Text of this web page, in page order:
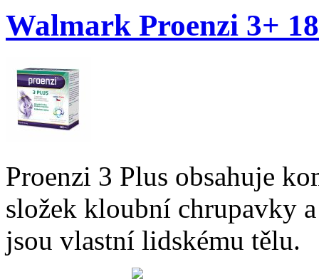
Walmark Proenzi 3+
Proenzi 3 Plus obsahuje
složek kloubní chrupavky
jsou vlastní lidskému tělu.